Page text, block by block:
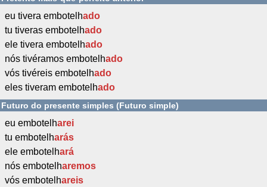
eu tivera embotelhado
tu tiveras embotelhado
ele tivera embotelhado
nós tivéramos embotelhado
vós tivéreis embotelhado
eles tiveram embotelhado
Futuro do presente simples (Futuro simple)
eu embotelharei
tu embotelharás
ele embotelhará
nós embotelharemos
vós embotelhareis